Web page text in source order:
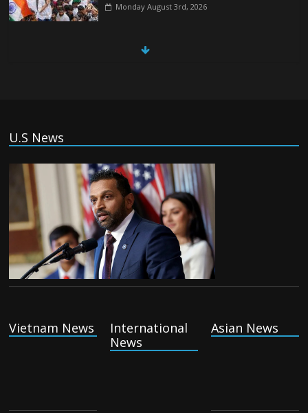
Monday August 3rd, 2026
(Tiếng Việt) Đức: Thủ phạm vụ khủng bố
(Tiếng Việt) Tân thủ tướng Anh tiếp tổng thống Ukraina,
thảo luận về thỏa thuận drone
Monday August 3rd, 2026
hạ nhiệt, ngừng oanh kích đêm thứ ba
liên tiếp
Monday August 3rd, 2026
U.S News
Vietnam News
International
News
Asian News